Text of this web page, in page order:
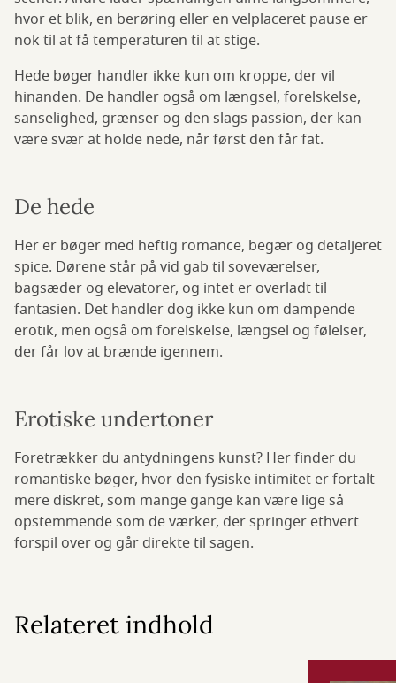
hvor et blik, en berøring eller en velplaceret pause er
nok til at få temperaturen til at stige.
Hede bøger handler ikke kun om kroppe, der vil
hinanden. De handler også om længsel, forelskelse,
sanselighed, grænser og den slags passion, der kan
være svær at holde nede, når først den får fat.
De hede
Her er bøger med heftig romance, begær og detaljeret
spice. Dørene står på vid gab til soveværelser,
bagsæder og elevatorer, og intet er overladt til
fantasien. Det handler dog ikke kun om dampende
erotik, men også om forelskelse, længsel og følelser,
der får lov at brænde igennem.
Erotiske undertoner
Foretrækker du antydningens kunst? Her finder du
romantiske bøger, hvor den fysiske intimitet er fortalt
mere diskret, som mange gange kan være lige så
opstemmende som de værker, der springer ethvert
forspil over og går direkte til sagen.
Relateret indhold